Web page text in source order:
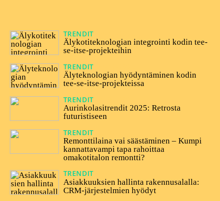
TRENDIT
Älykotiteknologian integrointi kodin tee-
se-itse-projekteihin
TRENDIT
Älyteknologian hyödyntäminen kodin
tee-se-itse-projekteissa
TRENDIT
Aurinkolasitrendit 2025: Retrosta
futuristiseen
TRENDIT
Remonttilaina vai säästäminen – Kumpi
kannattavampi tapa rahoittaa
omakotitalon remontti?
TRENDIT
Asiakkuuksien hallinta rakennusalalla:
CRM-järjestelmien hyödyt